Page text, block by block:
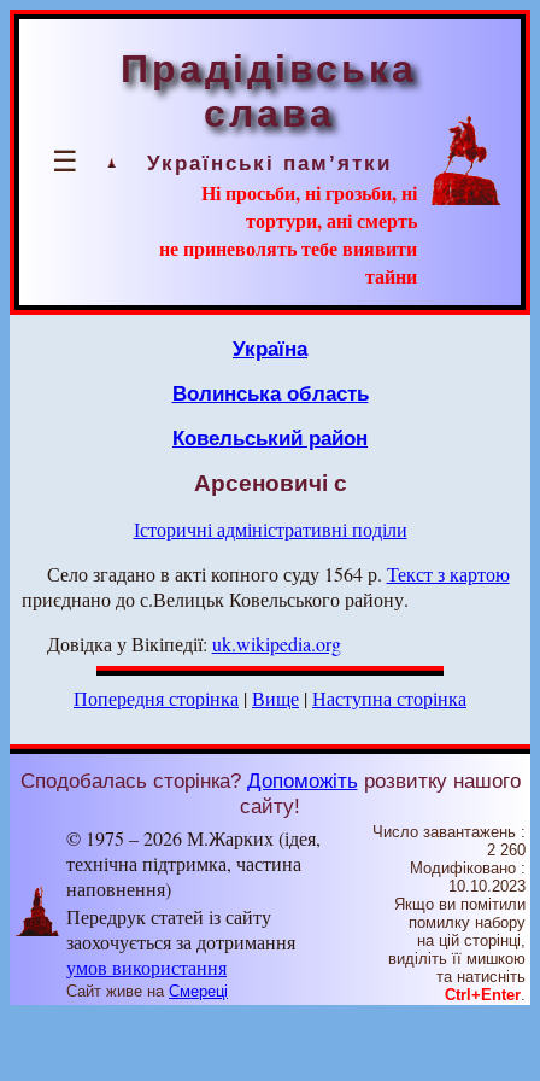
☰
Прадідівська
слава
Українські пам’ятки
Ні просьби, ні грозьби, ні
тортури, ані смерть
не приневолять тебе виявити
тайни
Україна
Волинська область
Ковельський район
Арсеновичі с
Історичні адміністративні поділи
Село згадано в акті копного суду 1564 р. Текст з картою
приєднано до с.Велицьк Ковельського району.
Довідка у Вікіпедії: uk.wikipedia.org
Попередня сторінка |Вище |Наступна сторінка
Сподобалась сторінка? Допоможітьрозвитку нашого
сайту!
© 1975 – 2026 М.Жарких (ідея,
технічна підтримка, частина
наповнення)
Передрук статей із сайту
заохочується за дотримання
умов використання
Сайт живе на Смереці
Число завантажень :
2 260
Модифіковано :
10.10.2023
Якщо ви помітили
помилку набору
на цiй сторiнцi,
видiлiть її мишкою
та натисніть
Ctrl+Enter.